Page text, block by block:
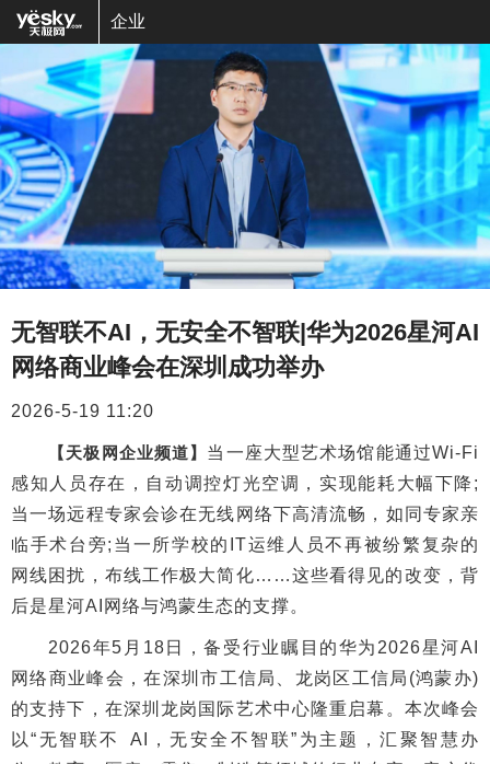
企业
无智联不AI，无安全不智联|华为2026星河AI
网络商业峰会在深圳成功举办
2026-5-19 11:20
【天极网企业频道】 当一座大型艺术场馆能通过Wi-Fi
感知人员存在，自动调控灯光空调，实现能耗大幅下降;
当一场远程专家会诊在无线网络下高清流畅，如同专家亲
临手术台旁;当一所学校的IT运维人员不再被纷繁复杂的
网线困扰，布线工作极大简化……这些看得见的改变，背
后是星河AI网络与鸿蒙生态的支撑。
2026年5月18日，备受行业瞩目的华为2026星河AI
网络商业峰会，在深圳市工信局、龙岗区工信局(鸿蒙办)
的支持下，在深圳龙岗国际艺术中心隆重启幕。本次峰会
以“无智联不 AI，无安全不智联”为主题，汇聚智慧办